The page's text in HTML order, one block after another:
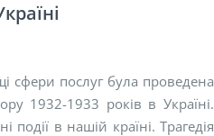
сфери послуг була проведена
1932-1933 років в Україні.
події в нашій країні. Трагедія